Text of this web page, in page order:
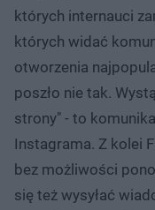
których internauci
których widać
otworzenia
poszło nie tak.
strony" - to
Instagrama. Z kolei
bez możliwości
się też wysyłać